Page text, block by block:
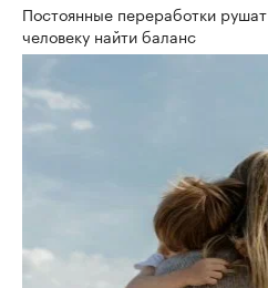
Постоянные переработки
человеку найти баланс